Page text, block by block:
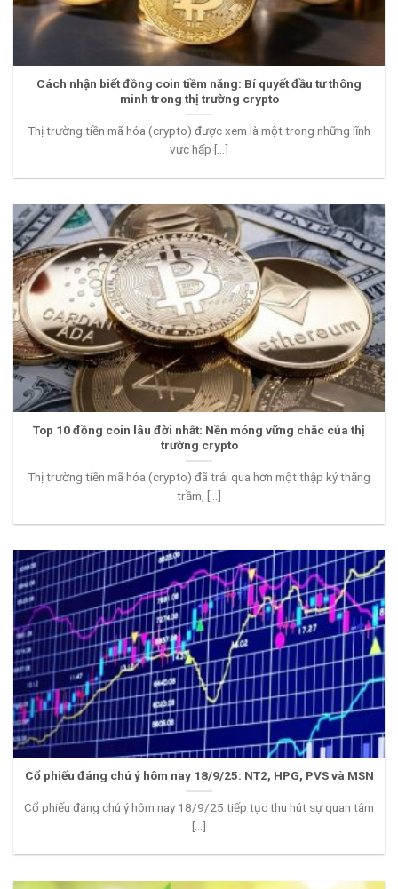
Cách nhận biết đồng coin tiềm năng: Bí quyết đầu tư thông
minh trong thị trường crypto
Thị trường tiền mã hóa (crypto) được xem là một trong những lĩnh
vực hấp [...]
Top 10 đồng coin lâu đời nhất: Nền móng vững chắc của thị
trường crypto
Thị trường tiền mã hóa (crypto) đã trải qua hơn một thập kỷ thăng
trầm, [...]
Cổ phiếu đáng chú ý hôm nay 18/9/25: NT2, HPG, PVS và MSN
Cổ phiếu đáng chú ý hôm nay 18/9/25 tiếp tục thu hút sự quan tâm
[...]